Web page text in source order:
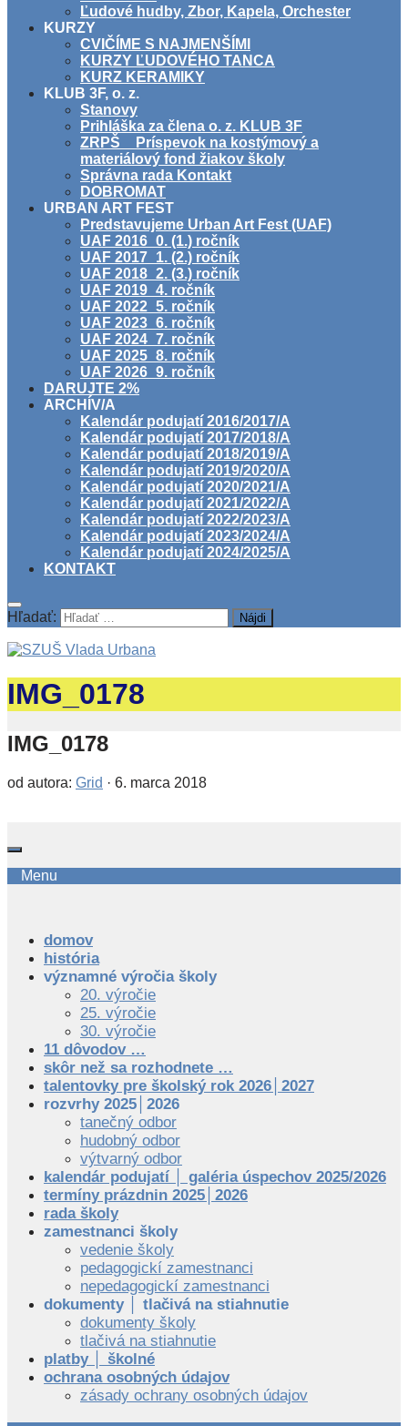
Ľudové hudby, Zbor, Kapela, Orchester
KURZY
CVIČÍME S NAJMENŠÍMI
KURZY ĽUDOVÉHO TANCA
KURZ KERAMIKY
KLUB 3F, o. z.
Stanovy
Prihláška za člena o. z. KLUB 3F
ZRPŠ _ Príspevok na kostýmový a
materiálový fond žiakov školy
Správna rada Kontakt
DOBROMAT
URBAN ART FEST
Predstavujeme Urban Art Fest (UAF)
UAF 2016_0. (1.) ročník
UAF 2017_1. (2.) ročník
UAF 2018_2. (3.) ročník
UAF 2019_4. ročník
UAF 2022_5. ročník
UAF 2023_6. ročník
UAF 2024_7. ročník
UAF 2025_8. ročník
UAF 2026_9. ročník
DARUJTE 2%
ARCHÍV/A
Kalendár podujatí 2016/2017/A
Kalendár podujatí 2017/2018/A
Kalendár podujatí 2018/2019/A
Kalendár podujatí 2019/2020/A
Kalendár podujatí 2020/2021/A
Kalendár podujatí 2021/2022/A
Kalendár podujatí 2022/2023/A
Kalendár podujatí 2023/2024/A
Kalendár podujatí 2024/2025/A
KONTAKT
Hľadať:
IMG_0178
IMG_0178
od autora: Grid · 6. marca 2018
Menu
domov
história
významné výročia školy
20. výročie
25. výročie
30. výročie
11 dôvodov …
skôr než sa rozhodnete …
talentovky pre školský rok 2026│2027
rozvrhy 2025│2026
tanečný odbor
hudobný odbor
výtvarný odbor
kalendár podujatí │ galéria úspechov 2025/2026
termíny prázdnin 2025│2026
rada školy
zamestnanci školy
vedenie školy
pedagogickí zamestnanci
nepedagogickí zamestnanci
dokumenty │ tlačivá na stiahnutie
dokumenty školy
tlačivá na stiahnutie
platby │ školné
ochrana osobných údajov
zásady ochrany osobných údajov